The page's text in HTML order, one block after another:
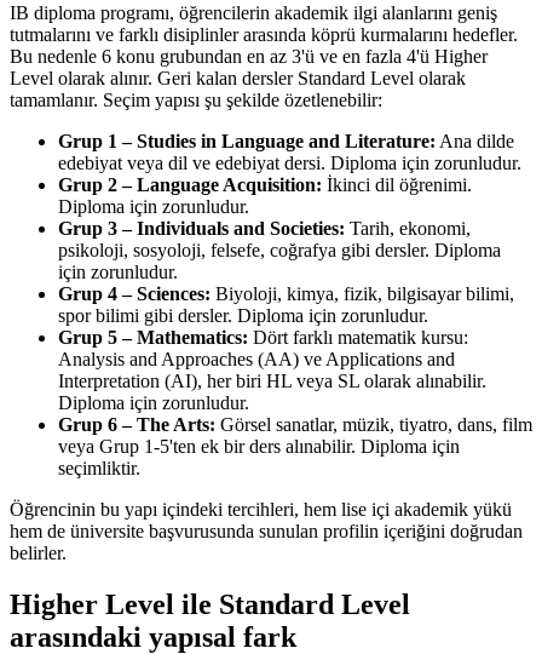
IB diploma programı, öğrencilerin akademik ilgi alanlarını geniş
tutmalarını ve farklı disiplinler arasında köprü kurmalarını hedefler.
Bu nedenle 6 konu grubundan en az 3'ü ve en fazla 4'ü Higher
Level olarak alınır. Geri kalan dersler Standard Level olarak
tamamlanır. Seçim yapısı şu şekilde özetlenebilir:
Grup 1 – Studies in Language and Literature: Ana dilde
edebiyat veya dil ve edebiyat dersi. Diploma için zorunludur.
Grup 2 – Language Acquisition: İkinci dil öğrenimi.
Diploma için zorunludur.
Grup 3 – Individuals and Societies: Tarih, ekonomi,
psikoloji, sosyoloji, felsefe, coğrafya gibi dersler. Diploma
için zorunludur.
Grup 4 – Sciences: Biyoloji, kimya, fizik, bilgisayar bilimi,
spor bilimi gibi dersler. Diploma için zorunludur.
Grup 5 – Mathematics: Dört farklı matematik kursu:
Analysis and Approaches (AA) ve Applications and
Interpretation (AI), her biri HL veya SL olarak alınabilir.
Diploma için zorunludur.
Grup 6 – The Arts: Görsel sanatlar, müzik, tiyatro, dans, film
veya Grup 1-5'ten ek bir ders alınabilir. Diploma için
seçimliktir.
Öğrencinin bu yapı içindeki tercihleri, hem lise içi akademik yükü
hem de üniversite başvurusunda sunulan profilin içeriğini doğrudan
belirler.
Higher Level ile Standard Level
arasındaki yapısal fark